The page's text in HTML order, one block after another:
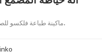
ماكينة طباعة فلكسوالورق المقوى لصنع علب البيتزا.